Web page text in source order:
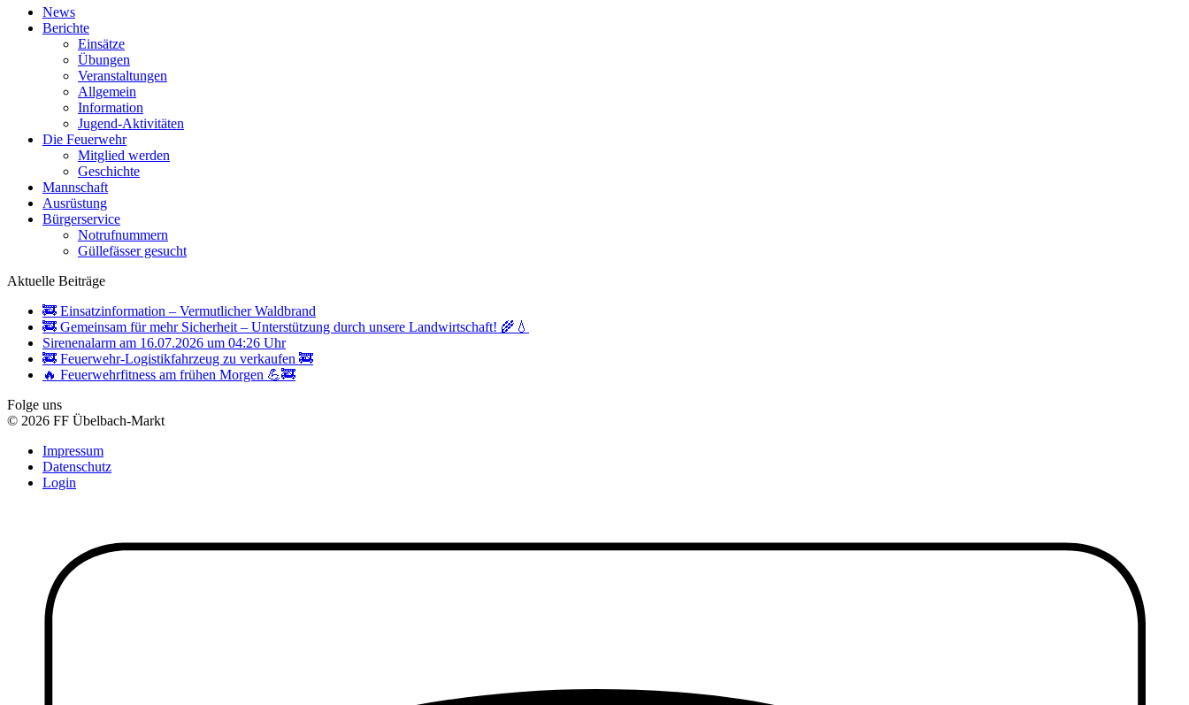
News
Berichte
Einsätze
Übungen
Veranstaltungen
Allgemein
Information
Jugend-Aktivitäten
Die Feuerwehr
Mitglied werden
Geschichte
Mannschaft
Ausrüstung
Bürgerservice
Notrufnummern
Güllefässer gesucht
Aktuelle Beiträge
🚒 Einsatzinformation – Vermutlicher Waldbrand
🚒 Gemeinsam für mehr Sicherheit – Unterstützung durch unsere Landwirtschaft! 🌾💧
Sirenenalarm am 16.07.2026 um 04:26 Uhr
🚒 Feuerwehr-Logistikfahrzeug zu verkaufen 🚒
🔥 Feuerwehrfitness am frühen Morgen 💪🚒
Folge uns
© 2026 FF Übelbach-Markt
Impressum
Datenschutz
Login